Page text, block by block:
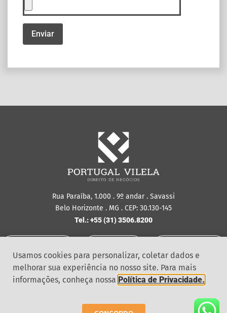
Rua Paraíba, 1.000 . 9º andar . Savassi
Belo Horizonte . MG . CEP: 30.130-145
Tel.: +55 (31) 3506.8200
Privacidade
Informação
Usamos cookies para personalizar, coletar dados e
melhorar sua experiência no nosso site. Para mais
informações, conheça nossa Política de Privacidade.